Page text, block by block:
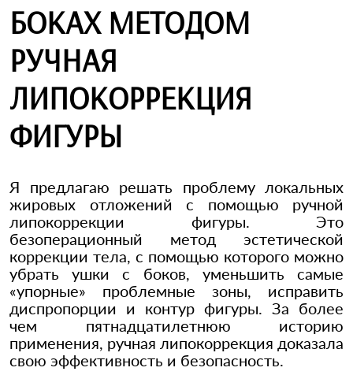
БОКАХ МЕТОДОМ
РУЧНАЯ
ЛИПОКОРРЕКЦИЯ
ФИГУРЫ
Я предлагаю решать проблему локальных
жировых отложений с помощью ручной
липокоррекции фигуры. Это
безоперационный метод эстетической
коррекции тела, с помощью которого можно
убрать ушки с боков, уменьшить самые
«упорные» проблемные зоны, исправить
диспропорции и контур фигуры. За более
чем пятнадцатилетнюю историю
применения, ручная липокоррекция доказала
свою эффективность и безопасность.